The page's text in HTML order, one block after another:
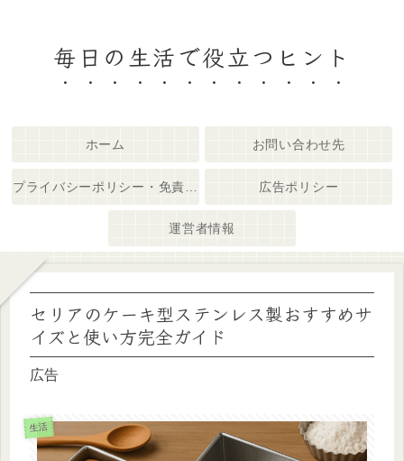
毎日の生活で役立つヒント
ホーム お問い合わせ先
広告ポリシー
運営者情報
セリアのケーキ型ステンレス製おすすめサ
イズと使い方完全ガイド
広告
生活